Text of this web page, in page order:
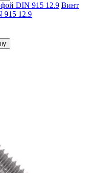
Винт
915 12.9